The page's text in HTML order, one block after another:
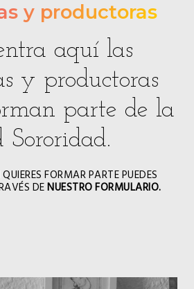
y productoras
aquí las
y productoras
parte de la
Sororidad.
FORMAR PARTE PUEDES
DENUESTRO FORMULARIO.